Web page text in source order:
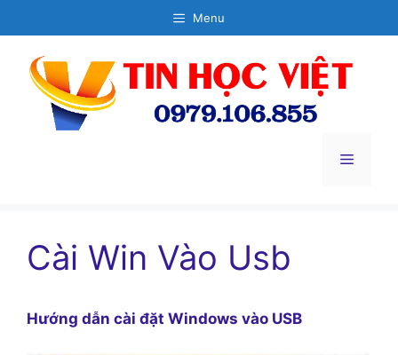
đến
dung
Menu
Menu
Cài Win Vào Usb
Hướng dẫn cài đặt Windows vào USB